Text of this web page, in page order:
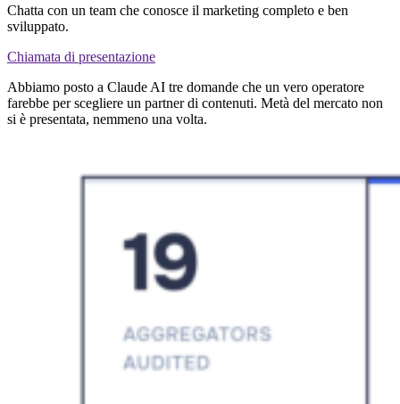
Chatta con un team che conosce il marketing completo e ben
sviluppato.
Chiamata di presentazione
Abbiamo posto a Claude AI tre domande che un vero operatore
farebbe per scegliere un partner di contenuti. Metà del mercato non
si è presentata, nemmeno una volta.